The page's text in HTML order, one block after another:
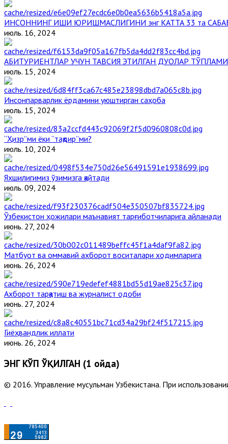
ИНСОННИНГ ИШИ ЮРИШМАСЛИГИНИ энг КАТТА 33 та
июль. 16, 2024
АБИТУРИЕНТЛАР УЧУН ТАВСИЯ ЭТИЛГАН ДУОЛАР ТЎПЛАМИ
июль. 15, 2024
Инсонпарварлик ёрдамини уюштирган саҳоба
июль. 15, 2024
“Ҳизр”ми ёки “тақдир”ми?
июль. 10, 2024
Яхшилигимиз ўзимизга қайтади
июль. 09, 2024
Ўзбекистон ҳожилари маънавият тарғиботчиларига айланади
июнь. 27, 2024
Матбуот ва оммавий ахборот воситалари ходимларига
июнь. 26, 2024
Ахборот тарқатиш ва журналист одоби
июнь. 27, 2024
Гиёҳвандлик иллати
июнь. 26, 2024
ЭНГ КЎП ЎҚИЛГАН (1 ойда)
© 2016. Управление мусульман Узбекистана. При